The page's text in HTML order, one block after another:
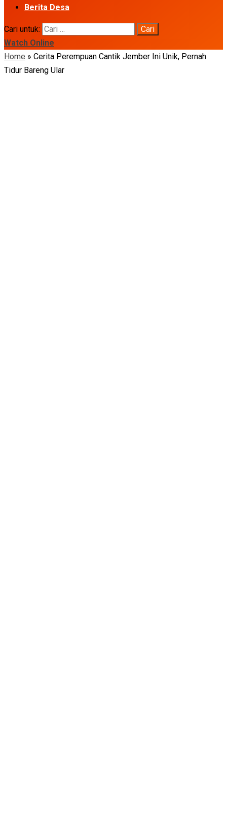
Berita Desa
Cari untuk:
Watch Online
Home » Cerita Perempuan Cantik Jember Ini Unik, Pernah
Tidur Bareng Ular